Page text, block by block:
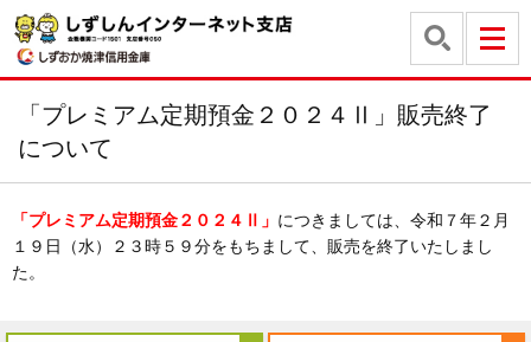
「プレミアム定期預金２０２４Ⅱ」販売終了
について
「プレミアム定期預金２０２４Ⅱ」 につきましては、令和７年２月
１９日（水）２３時５９分をもちまして、販売を終了いたしまし
た。